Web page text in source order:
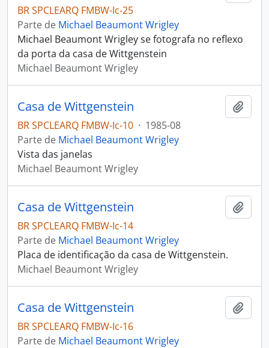
BR SPCLEARQ FMBW-Ic-25
Parte de Michael Beaumont Wrigley
Michael Beaumont Wrigley se fotografa no reflexo
da porta da casa de Wittgenstein
Michael Beaumont Wrigley
Casa de Wittgenstein
BR SPCLEARQ FMBW-Ic-10 · 1985-08
Parte de Michael Beaumont Wrigley
Vista das janelas
Michael Beaumont Wrigley
Casa de Wittgenstein
BR SPCLEARQ FMBW-Ic-14
Parte de Michael Beaumont Wrigley
Placa de identificação da casa de Wittgenstein.
Michael Beaumont Wrigley
Casa de Wittgenstein
BR SPCLEARQ FMBW-Ic-16
Parte de Michael Beaumont Wrigley